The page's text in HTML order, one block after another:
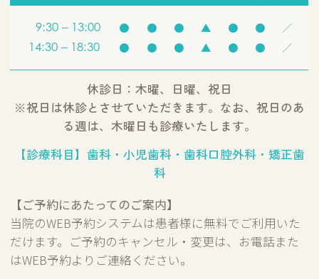
9:30 – 13:00 ● ● ● ▲ ● ● ／
14:30 – 18:30 ● ● ● ▲ ● ● ／
休診日：木曜、日曜、祝日
※祝日は休診とさせていただきます。なお、祝日のあ
る週は、木曜日も診療いたします。
【診療科目】歯科・小児歯科・歯科口腔外科・矯正歯
科
【ご予約にあたってのご案内】
当院のWEB予約システムは患者様に無料でご利用いた
だけます。ご予約のキャンセル・変更は、お電話また
はWEB予約よりご連絡ください。